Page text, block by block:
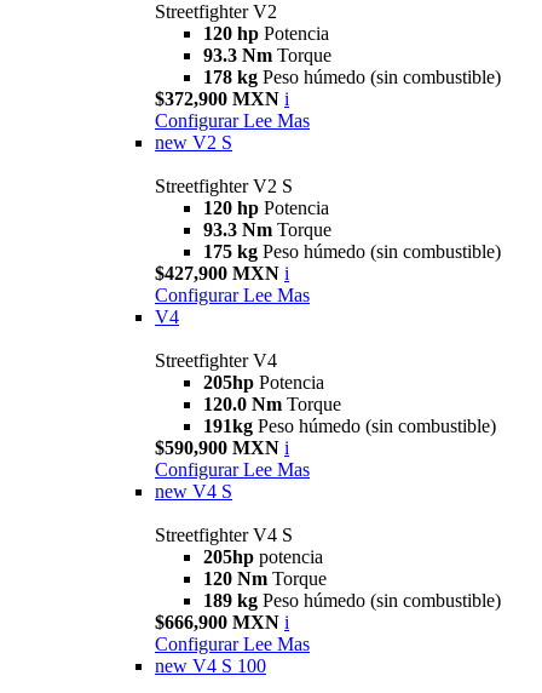
Streetfighter V2
120 hp Potencia
93.3 Nm Torque
178 kg Peso húmedo (sin combustible)
$372,900 MXN i
Configurar Lee Mas
new V2 S
Streetfighter V2 S
120 hp Potencia
93.3 Nm Torque
175 kg Peso húmedo (sin combustible)
$427,900 MXN i
Configurar Lee Mas
V4
Streetfighter V4
205hp Potencia
120.0 Nm Torque
191kg Peso húmedo (sin combustible)
$590,900 MXN i
Configurar Lee Mas
new V4 S
Streetfighter V4 S
205hp potencia
120 Nm Torque
189 kg Peso húmedo (sin combustible)
$666,900 MXN i
Configurar Lee Mas
new V4 S 100